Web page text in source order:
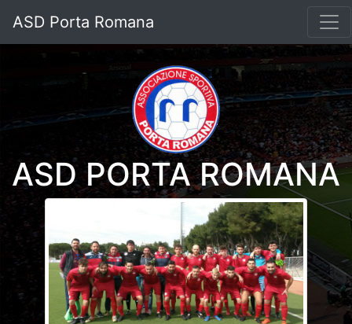
ASD Porta Romana
ASD PORTA ROMANA